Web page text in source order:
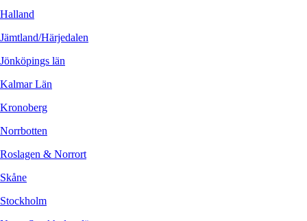
Halland
Jämtland/Härjedalen
Jönköpings län
Kalmar Län
Kronoberg
Norrbotten
Roslagen & Norrort
Skåne
Stockholm